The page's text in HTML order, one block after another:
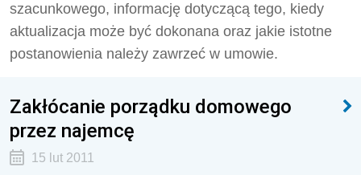
szacunkowego, informację dotyczącą tego, kiedy
aktualizacja może być dokonana oraz jakie istotne
postanowienia należy zawrzeć w umowie.
Zakłócanie porządku domowego
przez najemcę
15 lut 2011